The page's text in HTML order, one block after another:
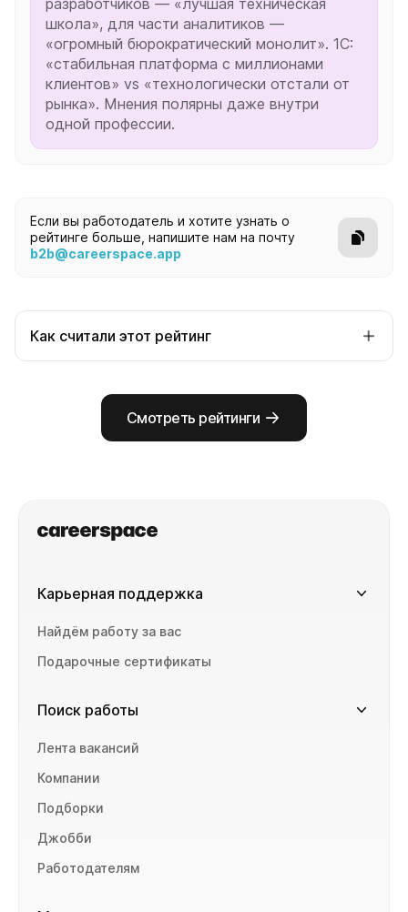
разработчиков — «лучшая техническая
школа», для части аналитиков —
«огромный бюрократический монолит». 1С:
«стабильная платформа с миллионами
клиентов» vs «технологически отстали от
рынка». Мнения полярны даже внутри
одной профессии.
Если вы работодатель и хотите узнать о
рейтинге больше, напишите нам на почту
b2b@careerspace.app
Как считали этот рейтинг
функции. Для каждой из 12 специализаций строится
независимый топ — берётся нужная подвыборка
участников и считается количество упоминаний
Смотреть рейтинги
Карьерная поддержка
Найдём работу за вас
Подарочные сертификаты
Поиск работы
Лента вакансий
Компании
Подборки
Джобби
Работодателям